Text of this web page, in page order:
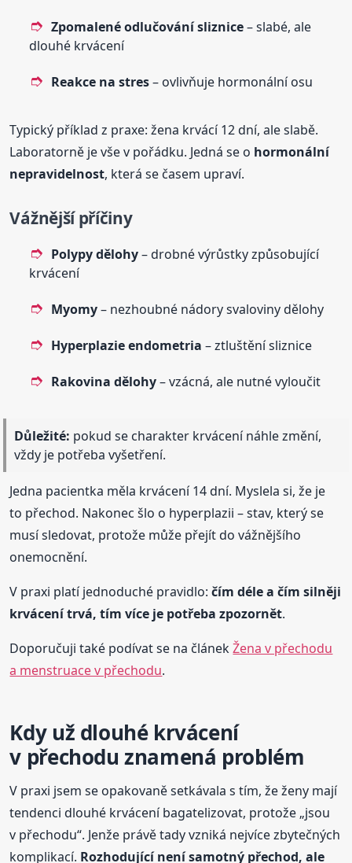
Zpomalené odlučování sliznice– slabé, ale
dlouhé krvácení
Reakce na stres– ovlivňuje hormonální osu
Typický příklad z praxe: žena krvácí 12 dní, ale slabě.
Laboratorně je vše v pořádku. Jedná se o hormonální
nepravidelnost, která se časem upraví.
Vážnější příčiny
Polypy dělohy– drobné výrůstky způsobující
krvácení
Myomy– nezhoubné nádory svaloviny dělohy
Hyperplazie endometria – ztluštění sliznice
Rakovina dělohy– vzácná, ale nutné vyloučit
Důležité: pokud se charakter krvácení náhle změní,
vždy je potřeba vyšetření.
Jedna pacientka měla krvácení 14 dní. Myslela si, že je
to přechod. Nakonec šlo o hyperplazii – stav, který se
musí sledovat, protože může přejít do vážnějšího
onemocnění.
V praxi platí jednoduché pravidlo:čím déle a čím silněji
krvácení trvá, tím více je potřeba zpozornět.
Doporučuji také podívat se na článekŽena v přechodu
a menstruace v přechodu.
Kdy už dlouhé krvácení
v přechodu znamená problém
V praxi jsem se opakovaně setkávala s tím, že ženy mají
tendenci dlouhé krvácení bagatelizovat, protože „jsou
v přechodu“. Jenže právě tady vzniká nejvíce zbytečných
komplikací. Rozhodující není samotný přechod, ale